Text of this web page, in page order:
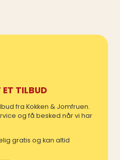
TILBUD
fra Kokken & Jomfruen.
og få besked når vi har
gratis og kan altid